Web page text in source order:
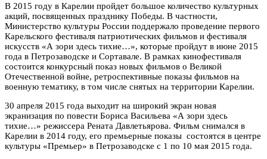
В 2015 году в Карелии пройдет большое количество культурных
акций, посвященных празднику Победы. В частности,
Министерство культуры России поддержало проведение первого
Карельского фестиваля патриотических фильмов и фестиваля
искусств «А зори здесь тихие…», которые пройдут в июне 2015
года в Петрозаводске и Сортавале. В рамках кинофестиваля
состоится конкурсный показ новых фильмов о Великой
Отечественной войне, ретроспективные показы фильмов на
военную тематику, в том числе снятых на территории Карелии.
30 апреля 2015 года выходит на широкий экран новая
экранизация по повести Бориса Васильева «А зори здесь
тихие…» режиссера Рената Давлетьярова. Фильм снимался в
Карелии в 2014 году, его премьерные показы состоятся в центре
культуры «Премьер» в Петрозаводске с 1 по 10 мая 2015 года.